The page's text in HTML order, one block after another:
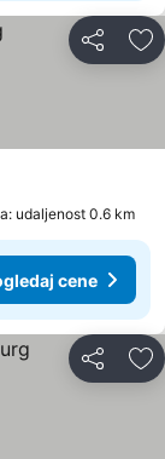
Deli
udaljenost 0.6 km
cene
Deli